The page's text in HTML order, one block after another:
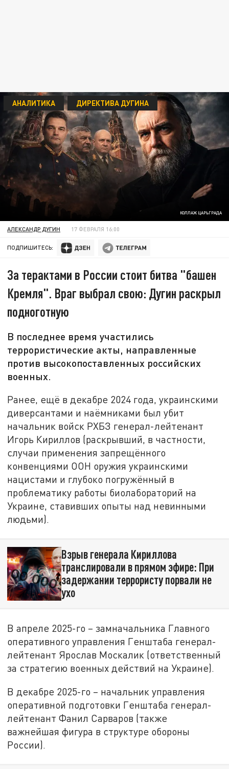
КОЛЛАЖ ЦАРЬГРАДА
АНАЛИТИКА ДИРЕКТИВА ДУГИНА
АЛЕКСАНДР ДУГИН 17 ФЕВРАЛЯ 16:00
ПОДПИШИТЕСЬ:
За терактами в России стоит битва "башен
Кремля". Враг выбрал свою: Дугин раскрыл
подноготную
В последнее время участились
террористические акты, направленные
против высокопоставленных российских
военных.
Ранее, ещё в декабре 2024 года, украинскими
диверсантами и наёмниками был убит
начальник войск РХБЗ генерал-лейтенант
Игорь Кириллов (раскрывший, в частности,
случаи применения запрещённого
конвенциями ООН оружия украинскими
нацистами и глубоко погружённый в
проблематику работы биолабораторий на
Украине, ставивших опыты над невинными
людьми).
Взрыв генерала Кириллова
транслировали в прямом эфире: При
задержании террористу порвали не
ухо
В апреле 2025-го – замначальника Главного
оперативного управления Генштаба генерал-
лейтенант Ярослав Москалик (ответственный
за стратегию военных действий на Украине).
В декабре 2025-го – начальник управления
оперативной подготовки Генштаба генерал-
лейтенант Фанил Сарваров (также
важнейшая фигура в структуре обороны
России).